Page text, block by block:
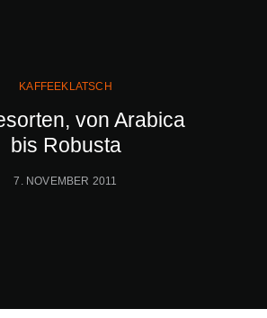
KAFFEEKLATSCH
von Arabica
bis Robusta
7. NOVEMBER 2011